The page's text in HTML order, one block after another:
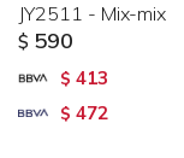
JY2511 - Mix-mix
$ 590
$ 413
$ 472